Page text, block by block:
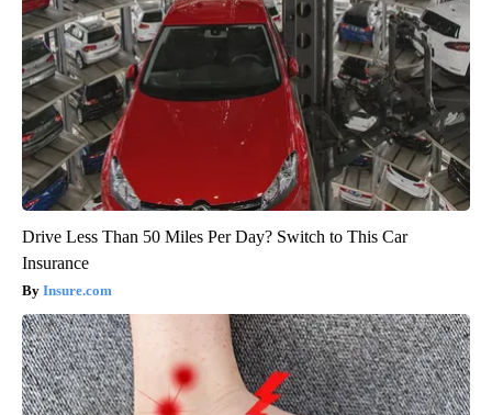
Drive Less Than 50 Miles Per Day? Switch to This Car
Insurance
Insure.com